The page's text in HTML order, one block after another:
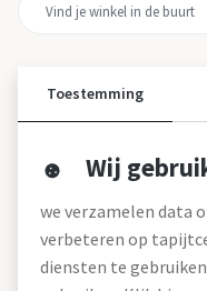
Over tapijtcentrum
Werken bij
Toestemming
Wij
we verzamelen data
verbeteren op
diensten te